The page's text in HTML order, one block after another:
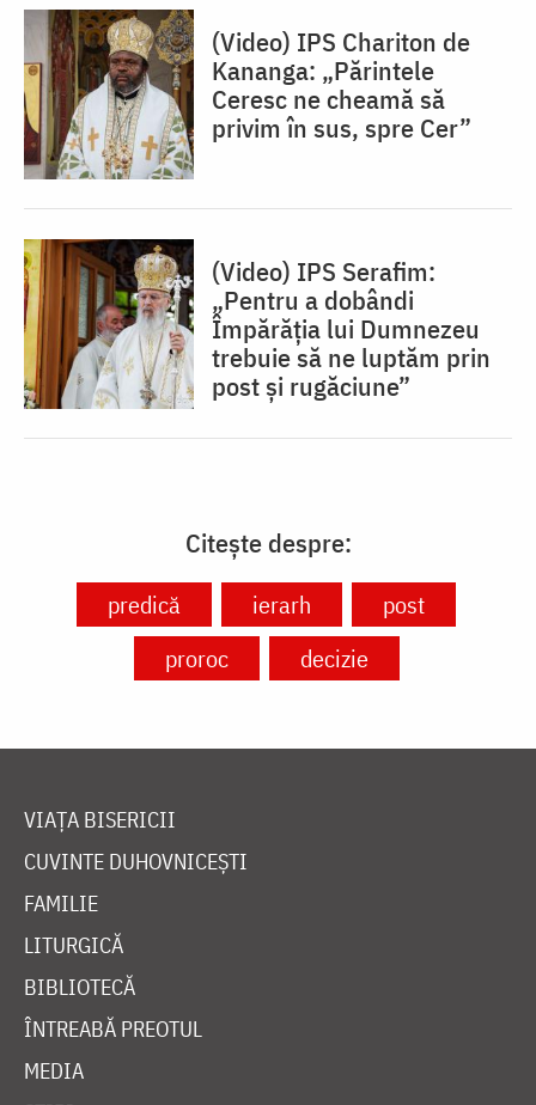
(Video) IPS Chariton de
Kananga: „Părintele
Ceresc ne cheamă să
privim în sus, spre Cer”
(Video) IPS Serafim:
„Pentru a dobândi
Împărăția lui Dumnezeu
trebuie să ne luptăm prin
post și rugăciune”
Citește despre:
predică ierarh
post
proroc
decizie
VIAȚA BISERICII
CUVINTE DUHOVNICEȘTI
FAMILIE
LITURGICĂ
BIBLIOTECĂ
ÎNTREABĂ PREOTUL
MEDIA